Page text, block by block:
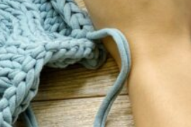
Bez względu na to, czy
na szydełku, czy tworzysz
dodatek sprawdzi się
takie detale sprawiają,
i przyciąga wzrok